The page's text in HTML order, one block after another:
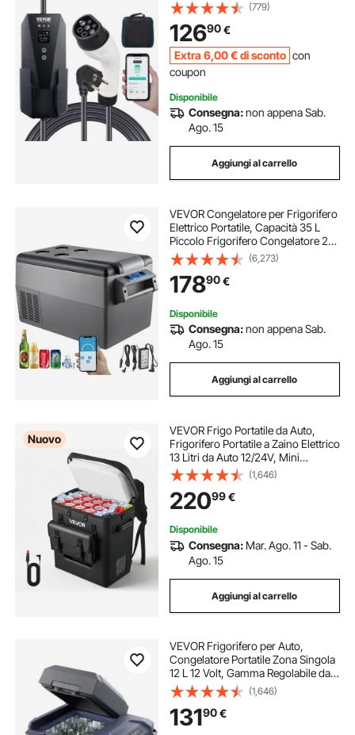
8,6m, Caricabatterie EV Portatile
Impermeabilità IP66 Controllo APP
Potenza max. 3,68kW Schermo
LCD
(779)
12690€
Extra 6,00 €di sconto con
coupon
Disponibile
Consegna:non appena Sab.
Ago. 15
Aggiungi al carrello
VEVOR Congelatore per Frigorifero
Elettrico Portatile, Capacità 35 L
Piccolo Frigorifero Congelatore 27,1
x 13,6 x 15 Pollici Mini Frigorifero
per Auto per Guida Viaggi Potenza
Totale in Ingresso 60 W
(6,273)
17890€
Disponibile
Consegna:non appena Sab.
Ago. 15
Aggiungi al carrello
Nuovo
VEVOR Frigo Portatile da Auto,
Frigorifero Portatile a Zaino Elettrico
13 Litri da Auto 12/24V, Mini
Frigorifero con Compressore per
Campeggio Viaggio Spiaggia Pesca
Picnic, Temperatura da -6°C a 10°C
(1,646)
22099€
Disponibile
Consegna: Mar. Ago. 11 - Sab.
Ago. 15
Aggiungi al carrello
VEVOR Frigorifero per Auto,
Congelatore Portatile Zona Singola
12 L 12 Volt, Gamma Regolabile da
-20 ~ 20 ℃, Dispositivo di
Raffreddamento a Compressore
12/24 V CC e 100-240 V CA per
Campeggio Camper
(1,646)
13190€